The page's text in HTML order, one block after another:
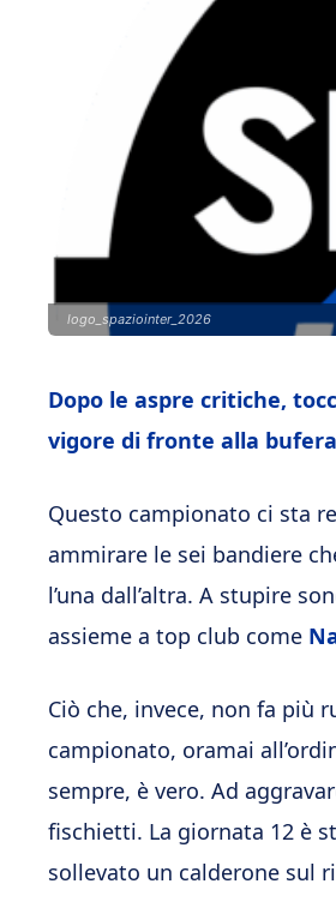
logo_spaziointer_2026
Dopo le aspre critiche,
vigore di fronte alla
Questo campionato ci sta
ammirare le sei bandiere
l’una dall’altra. A stupire
assieme a top club come
Ciò che, invece, non fa più
campionato, oramai
sempre, è vero. Ad
fischietti. La giornata 12 è
sollevato un calderone sul